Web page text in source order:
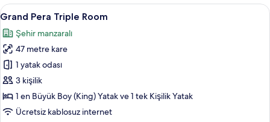
fazla
detay
Grand
Pera
Triple
Room
için
tüm
fotoğrafları
görün
Anti alerjik yatak takımı, minibar,
5
Grand Pera Triple Room
Şehir manzaralı
47 metre kare
1 yatak odası
3 kişilik
1 en Büyük Boy (King) Yatak ve 1 tek Kişilik Yatak
Ücretsiz kablosuz internet